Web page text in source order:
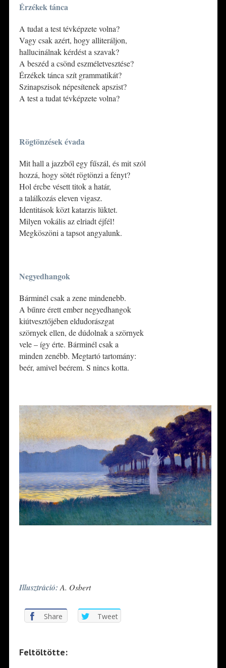
Érzékek tánca
A tudat a test tévképzete volna?
Vagy csak azért, hogy alliteráljon,
hallucinálnak kérdést a szavak?
A beszéd a csönd eszméletvesztése?
Érzékek tánca szít grammatikát?
Szinapszisok népesítenek apszist?
A test a tudat tévképzete volna?
Rögtönzések évada
Mit hall a jazzből egy fűszál, és mit szól
hozzá, hogy sötét rögtönzi a fényt?
Hol ércbe vésett titok a határ,
a találkozás eleven vigasz.
Identitások közt katarzis lüktet.
Milyen vokális az elriadt éjfél!
Megköszöni a tapsot angyalunk.
Negyedhangok
Bárminél csak a zene mindenebb.
A bűnre érett ember negyedhangok
kiútvesztőjében eldudorászgat
szörnyek ellen, de dúdolnak a szörnyek
vele – így érte. Bárminél csak a
minden zenébb. Megtartó tartomány:
beér, amivel beérem. S nincs kotta.
Illusztráció: A. Osbert
Share Tweet
Feltöltötte: